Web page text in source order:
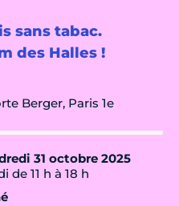
sans tabac.
des Halles !
Berger, Paris 1e
31 octobre 2025
de 11 h à 18 h